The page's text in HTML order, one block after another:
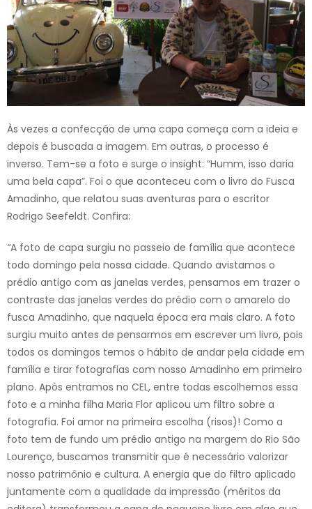
Às vezes a confecção de uma capa começa com a ideia e
depois é buscada a imagem. Em outras, o processo é
inverso. Tem-se a foto e surge o insight: “Humm, isso daria
uma bela capa”. Foi o que aconteceu com o livro do Fusca
Amadinho, que relatou suas aventuras para o escritor
Rodrigo Seefeldt. Confira:
“A foto de capa surgiu no passeio de família que acontece
todo domingo pela nossa cidade. Quando avistamos o
prédio antigo com as janelas verdes, pensamos em trazer o
contraste das janelas verdes do prédio com o amarelo do
fusca Amadinho, que naquela época era mais claro. A foto
surgiu muito antes de pensarmos em escrever um livro, pois
todos os domingos temos o hábito de andar pela cidade em
família e tirar fotografias com nosso Amadinho em primeiro
plano. Após entramos no CEL, entre todas escolhemos essa
foto e a minha filha Maria Flor aplicou um filtro sobre a
fotografia. Foi amor na primeira escolha (risos)! Como a
foto tem de fundo um prédio antigo na margem do Rio São
Lourenço, buscamos transmitir que é necessário valorizar
nosso patrimônio e cultura. A energia que do filtro aplicado
juntamente com a qualidade da impressão (méritos da